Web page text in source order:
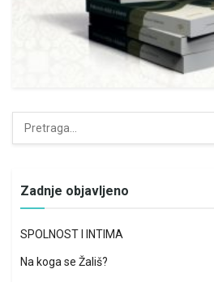
Zadnje objavljeno
SPOLNOST I INTIMA
Na koga se Žališ?